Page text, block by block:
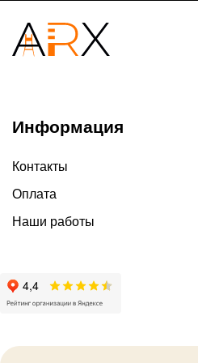
Информация
Контакты
Оплата
Наши работы